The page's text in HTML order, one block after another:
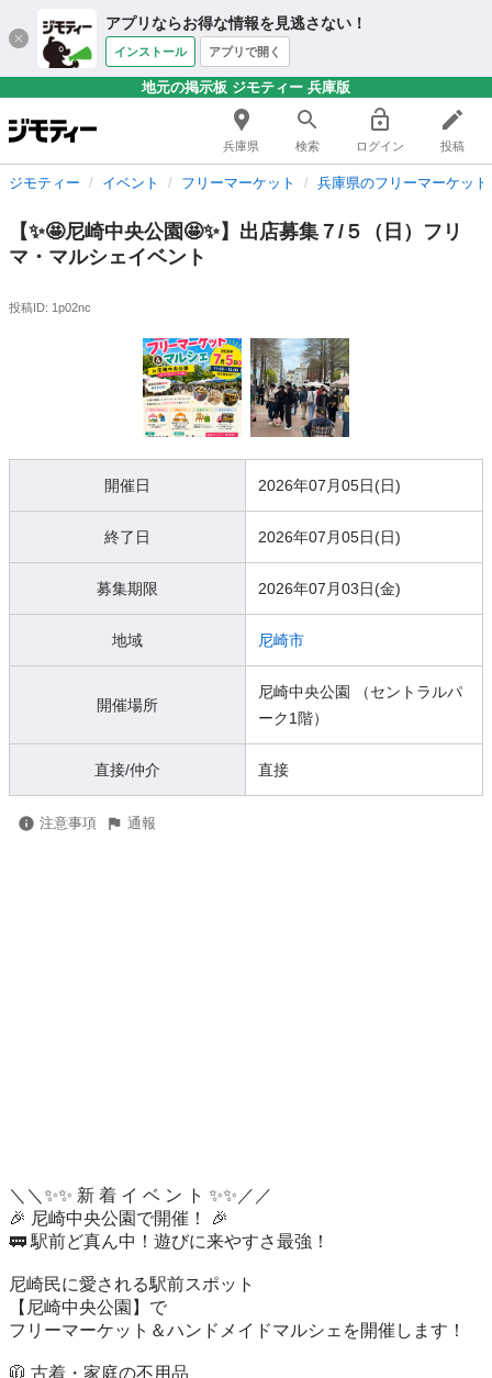
アプリならお得な情報を見逃さない！
インストール アプリで開く
地元の掲示板 ジモティー 兵庫版
兵庫県 検索 ログイン 投稿
ジモティー イベント フリーマーケット 兵庫県のフリーマーケット
【✨🤩尼崎中央公園🤩✨】出店募集７/５（日）フリ
マ・マルシェイベント
投稿ID: 1p02nc
開催日 2026年07月05日(日)
終了日 2026年07月05日(日)
募集期限 2026年07月03日(金)
地域 尼崎市
開催場所
尼崎中央公園 （セントラルパ
ーク1階）
直接/仲介 直接
注意事項 通報
＼＼✨✨ 新 着 イ ベ ン ト ✨✨／／
🎉 尼崎中央公園で開催！ 🎉
🚃 駅前ど真ん中！遊びに来やすさ最強！
尼崎民に愛される駅前スポット
【尼崎中央公園】で
フリーマーケット＆ハンドメイドマルシェを開催します！
🧥 古着・家庭の不用品